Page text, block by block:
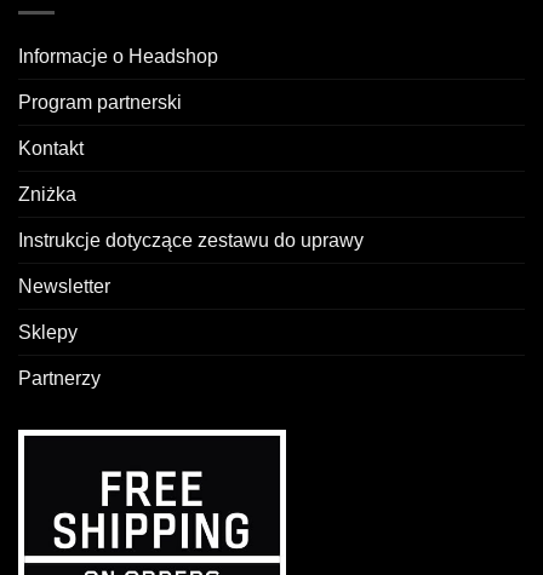
Informacje o Headshop
Program partnerski
Kontakt
Zniżka
Instrukcje dotyczące zestawu do uprawy
Newsletter
Sklepy
Partnerzy